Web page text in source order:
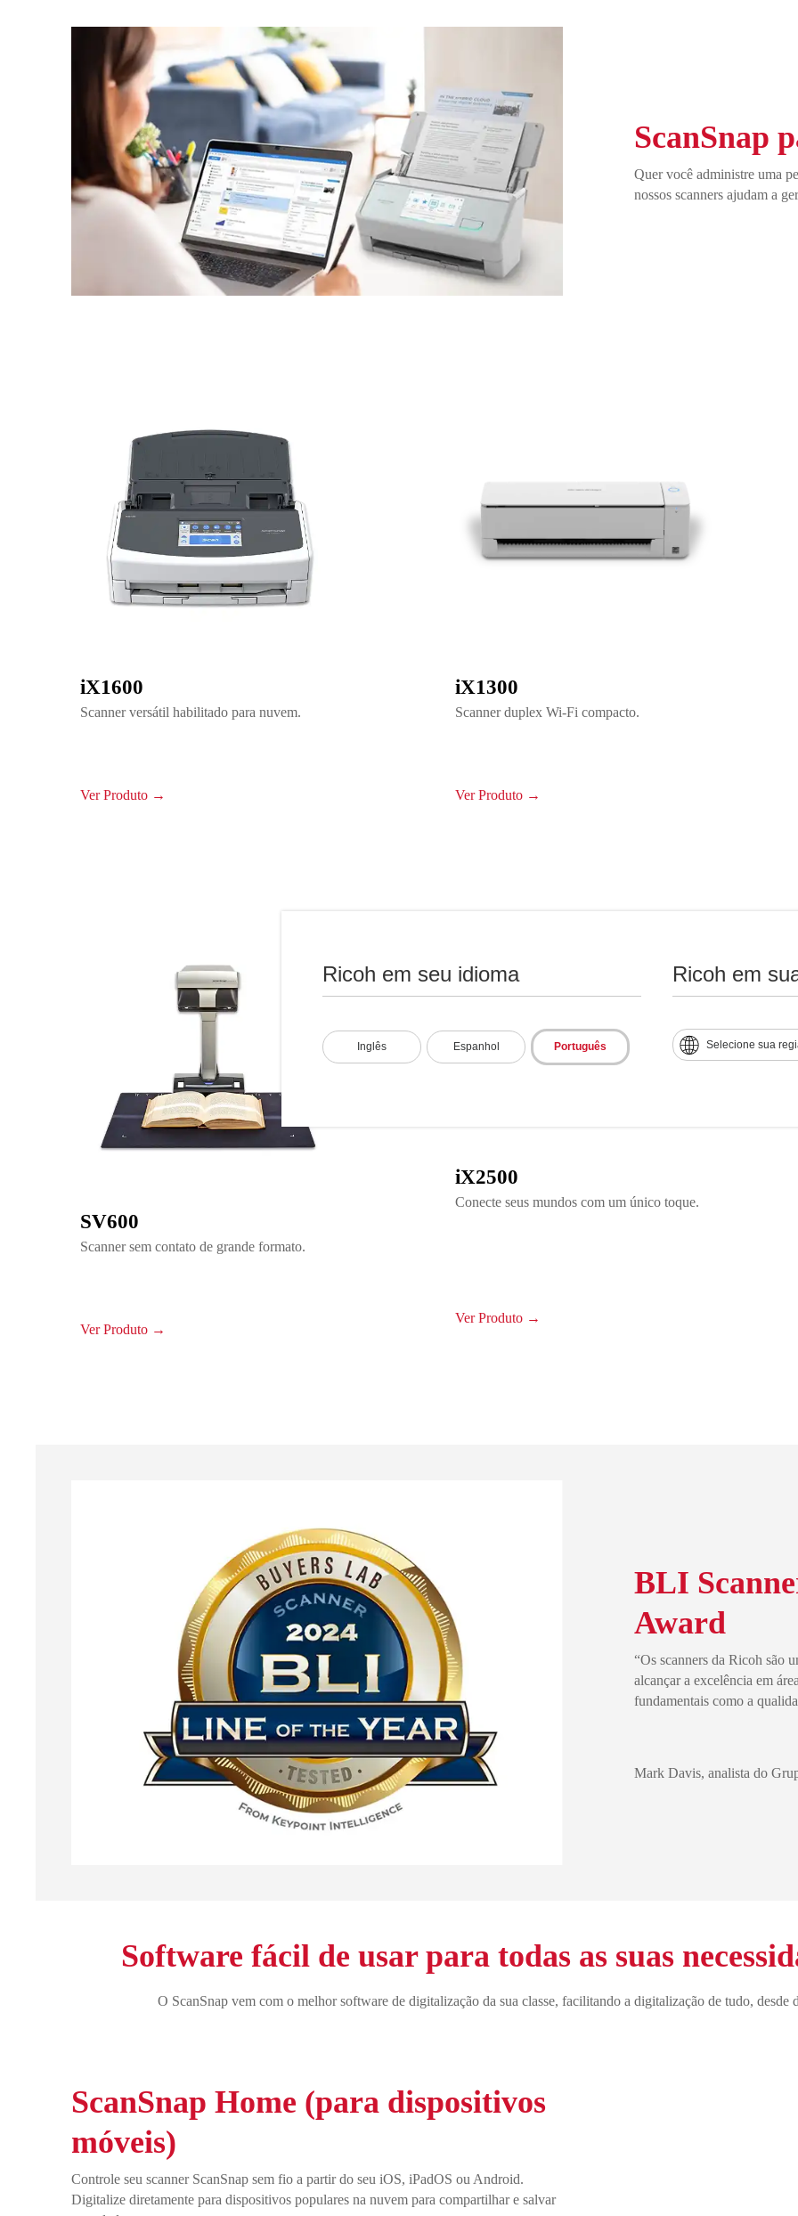
Ricoh em seu idioma
Inglês Espanhol Português
Ricoh em
Selecione sua
ScanSnap
Quer você administre uma
nossos scanners ajudam a
iX1600
Scanner versátil habilitado para nuvem.
Ver Produto →
iX1300
Scanner duplex Wi-Fi compacto.
Ver Produto →
SV600
Scanner sem contato de grande formato.
Ver Produto →
iX2500
Conecte seus mundos com um único toque.
Ver Produto →
BLI
Award
“Os scanners da Ricoh são
alcançar a excelência em
fundamentais como a
Mark Davis, analista do
Software fácil de usar para todas as suas
O ScanSnap vem com o melhor software de digitalização da sua classe, facilitando a digitalização de tudo, desde
ScanSnap Home (para dispositivos
móveis)
Controle seu scanner ScanSnap sem fio a partir do seu iOS, iPadOS ou Android.
Digitalize diretamente para dispositivos populares na nuvem para compartilhar e salvar